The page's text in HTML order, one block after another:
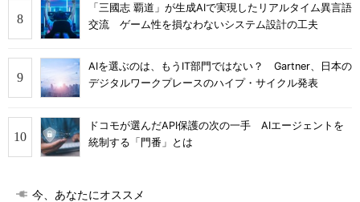
「三國志 覇道」が生成AIで実現したリアルタイム異言語
交流 ゲーム性を損なわないシステム設計の工夫
AIを選ぶのは、もうIT部門ではない？ Gartner、日本の
デジタルワークプレースのハイプ・サイクル発表
ドコモが選んだAPI保護の次の一手 AIエージェントを
統制する「門番」とは
今、あなたにオススメ